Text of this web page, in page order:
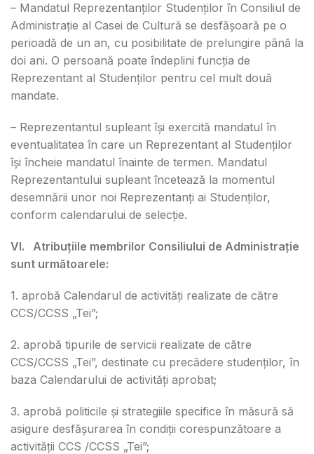
– Mandatul Reprezentanților Studenților în Consiliul de
Administrație al Casei de Cultură se desfășoară pe o
perioadă de un an, cu posibilitate de prelungire până la
doi ani. O persoană poate îndeplini funcția de
Reprezentant al Studenților pentru cel mult două
mandate.
– Reprezentantul supleant își exercită mandatul în
eventualitatea în care un Reprezentant al Studenților
își încheie mandatul înainte de termen. Mandatul
Reprezentantului supleant încetează la momentul
desemnării unor noi Reprezentanți ai Studenților,
conform calendarului de selecție.
VI. Atribuțiile membrilor Consiliului de Administrație
sunt următoarele:
1. aprobă Calendarul de activități realizate de către
CCS/CCSS „Tei”;
2. aprobă tipurile de servicii realizate de către
CCS/CCSS „Tei”, destinate cu precădere studenților, în
baza Calendarului de activități aprobat;
3. aprobă politicile și strategiile specifice în măsură să
asigure desfășurarea în condiții corespunzătoare a
activității CCS /CCSS „Tei”;